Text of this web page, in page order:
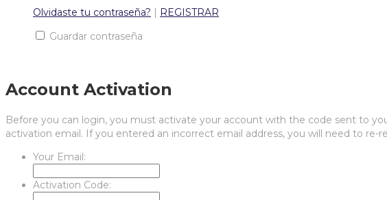
Olvidaste tu contraseña? | REGISTRAR
Guardar contraseña
Account Activation
Before you can login, you must activate your account with the code sent to
activation email. If you entered an incorrect email address, you will need to re-
Your Email:
Activation Code: